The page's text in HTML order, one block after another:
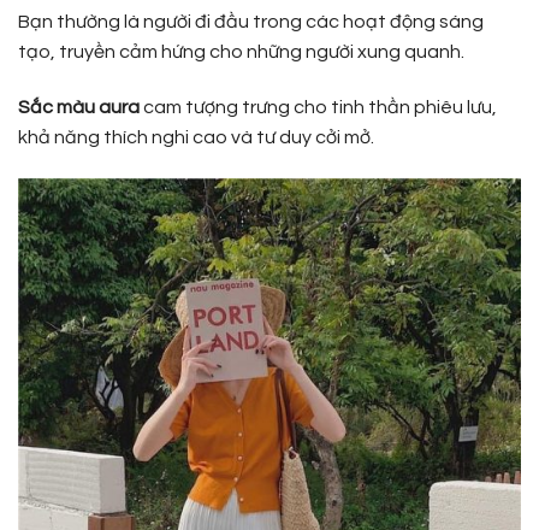
Bạn thường là người đi đầu trong các hoạt động sáng
tạo, truyền cảm hứng cho những người xung quanh.
Sắc màu auracam tượng trưng cho tinh thần phiêu lưu,
khả năng thích nghi cao và tư duy cởi mở.